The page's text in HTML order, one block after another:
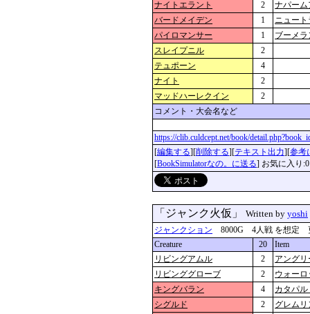
ナイトエラント
2
ナパーム
バードメイデン
1
ニュー
パイロマンサー
1
ブーメラ
スレイプニル
2
テュポーン
4
ナイト
2
マッドハーレクイン
2
コメント・大会名など
https://clib.culdcept.net/book/
[編集する][削除する][テキスト出力][参考
[BookSimulatorなの。に送る] お気に入り:0
「ジャンク火仮」 Written by yoshi
ジャンクション 8000G 4人戦 を想定 更
Creature
20
Item
リビングアムル
2
アング
リビンググローブ
2
ウォー
キングバラン
4
カタパル
シグルド
2
グレム